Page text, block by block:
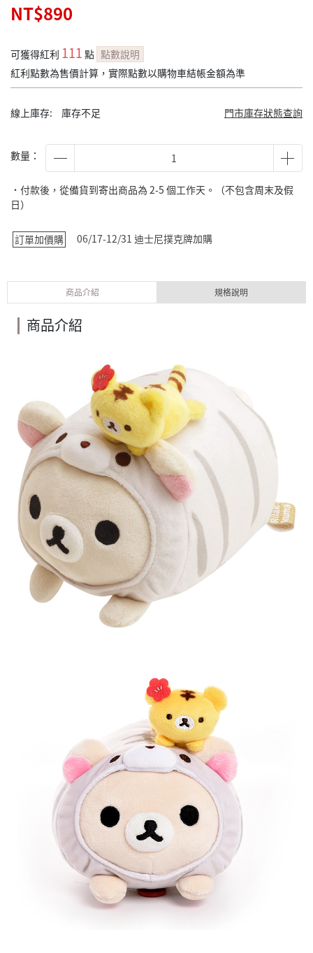
NT$890
可獲得紅利 111 點 點數說明
紅利點數為售價計算，實際點數以購物車結帳金額為準
線上庫存: 庫存不足 門市庫存狀態查詢
數量：
˙付款後，從備貨到寄出商品為 2-5 個工作天。（不包含周末及假
日）
訂單加價購 06/17-12/31 迪士尼撲克牌加購
商品介紹 規格說明
商品介紹